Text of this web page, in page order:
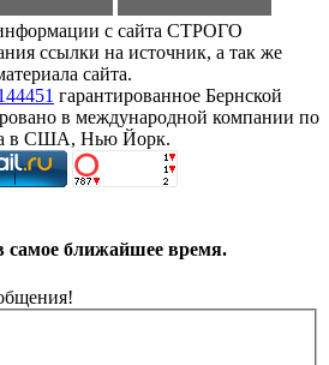
с сайта СТРОГО
ссылки на источник, а так же
сайта.
гарантированное Бернской
в международной компании по
в США, Нью Йорк.
ближайшее время.